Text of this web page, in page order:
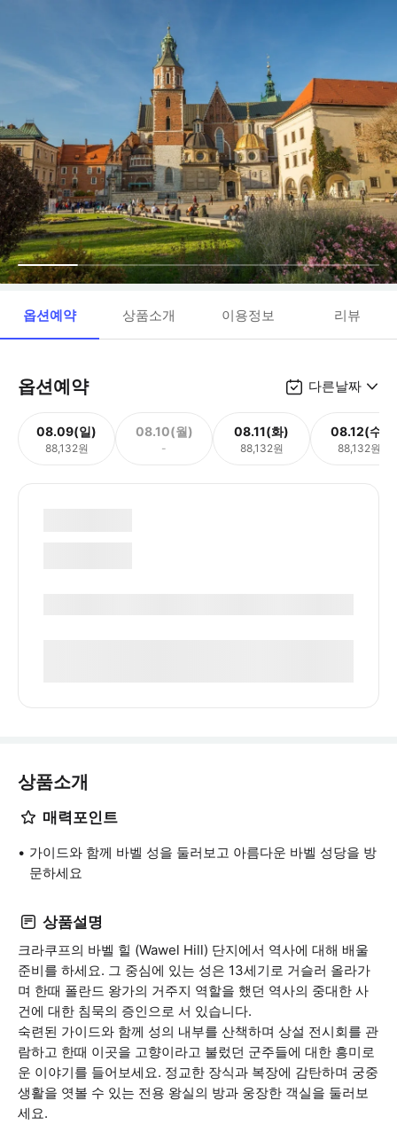
옵션예약 상품소개 이용정보 리뷰
옵션예약 다른날짜
08.09(일)
88,132원
08.10(월)
-
08.11(화)
88,132원
08.12(수)
88,132원
상품소개
매력포인트
가이드와 함께 바벨 성을 둘러보고 아름다운 바벨 성당을 방
문하세요
상품설명
크라쿠프의 바벨 힐 (Wawel Hill) 단지에서 역사에 대해 배울
준비를 하세요. 그 중심에 있는 성은 13세기로 거슬러 올라가
며 한때 폴란드 왕가의 거주지 역할을 했던 역사의 중대한 사
건에 대한 침묵의 증인으로 서 있습니다.
숙련된 가이드와 함께 성의 내부를 산책하며 상설 전시회를 관
람하고 한때 이곳을 고향이라고 불렀던 군주들에 대한 흥미로
운 이야기를 들어보세요. 정교한 장식과 복장에 감탄하며 궁중
생활을 엿볼 수 있는 전용 왕실의 방과 웅장한 객실을 둘러보
세요.